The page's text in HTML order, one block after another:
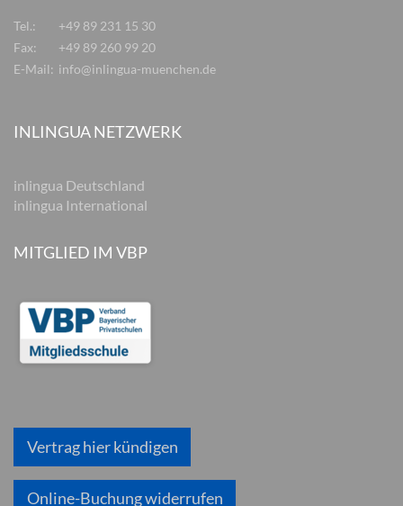
Tel.:
+49 89 231 15 30
Fax:
+49 89 260 99 20
E-Mail: info@inlingua-muenchen.de
INLINGUA NETZWERK
inlingua Deutschland
inlingua International
MITGLIED IM VBP
Vertrag hier kündigen
Online-Buchung widerrufen